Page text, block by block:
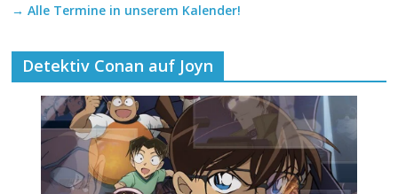
→ Alle Termine in unserem Kalender!
Detektiv Conan auf Joyn